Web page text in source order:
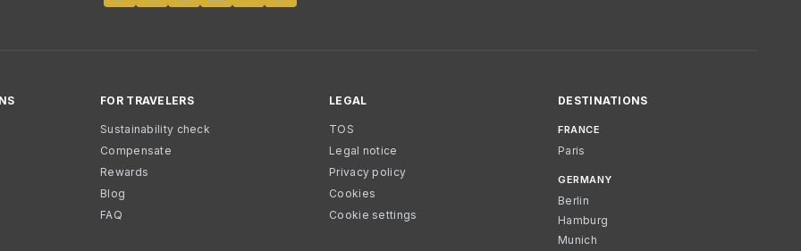
FOR TRAVELERS
Sustainability check
Compensate
Rewards
Blog
FAQ
LEGAL
TOS
Legal notice
Privacy policy
Cookies
Cookie settings
DESTINATIONS
FRANCE
Paris
GERMANY
Berlin
Hamburg
Munich